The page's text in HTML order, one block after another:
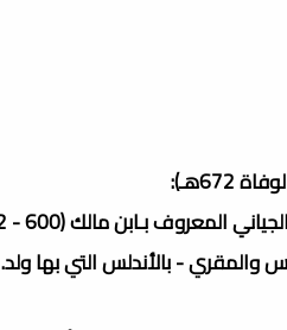
- بالأندلس التي بها ولد.